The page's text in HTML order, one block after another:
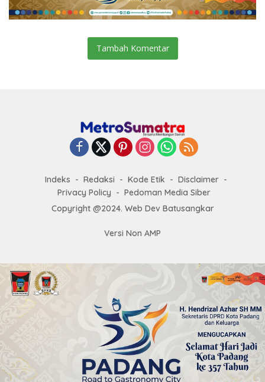
Tambah Komentar
Indeks Redaksi Kode Etik
Disclaimer
Privacy Policy
Pedoman Media Siber
Copyright @2024. Web Dev Batusangkar
Versi Non AMP